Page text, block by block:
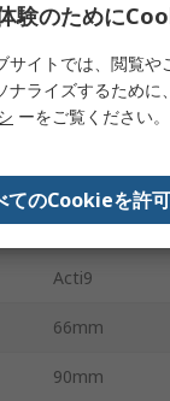
1
日, 時間
ねじ
230V ac
10year
Acti9
66mm
90mm
験のために
サイトでは、閲覧
ナライズするために
ーをご覧ください。
てのCookieを許